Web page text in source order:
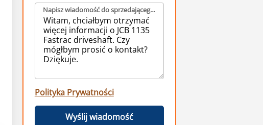
Napisz wiadomość do sprzedającego (Wymagane)
Polityka Prywatności
Wyślij wiadomość